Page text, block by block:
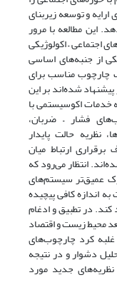
و توسعه زیربنای
این مطالعه با مرور
اجتماعی – اکولوژیکی
از جنبه‌های اساسی
چارچوب مناسب برای
شده‌اند بر این
خدمات اکوسیستمی با
فشار – ضربان،
حالت پایدار
ارتباط میان
انتظار می‌رود که
عمیق‌تر سیستم‌های
اندازه کافی پیچیده
کند. در تطبیق و ادغام
محیط زیست و اقتصاد
غلبه کرد چارچوب‌های
دشوار و در نتیجه
جدید مورد